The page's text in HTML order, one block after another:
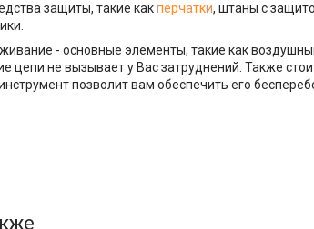
защиты, такие какперчатки, штаны с
- основные элементы, такие как
цепи не вызывает у Вас затруднений. Также
позволит вам обеспечить его